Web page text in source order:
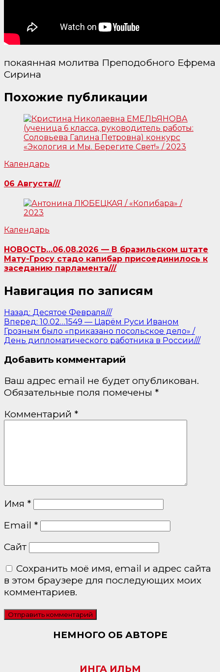
покаянная молитва Преподобного Ефрема
Сирина
Похожие публикации
Календарь
06 Августа///
Календарь
НОВОСТЬ…06.08.2026 — В бразильском штате
Мату-Гросу стадо капибар присоединилось к
заседанию парламента///
Навигация по записям
Назад: Десятое Февраля///
Вперед: 10.02…1549 — Царём Руси Иваном
Грозным было «приказано посольское дело» /
День дипломатического работника в России///
Добавить комментарий
Ваш адрес email не будет опубликован.
Обязательные поля помечены *
Комментарий *
Имя *
Email *
Сайт
Сохранить моё имя, email и адрес сайта
в этом браузере для последующих моих
комментариев.
НЕМНОГО ОБ АВТОРЕ
ИНГА ИЛЬМ